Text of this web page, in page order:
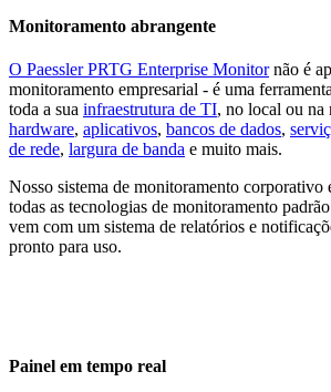
Monitoramento abrangente
O Paessler PRTG Enterprise Monitornão é
monitoramento empresarial - é uma
toda a sua infraestrutura de TI, no local ou
hardware, aplicativos, bancos de dados,
de rede, largura de banda e muito mais.
Nosso sistema de monitoramento corporativo
todas as tecnologias de monitoramento
vem com um sistema de relatórios e
pronto para uso.
Painel em tempo real